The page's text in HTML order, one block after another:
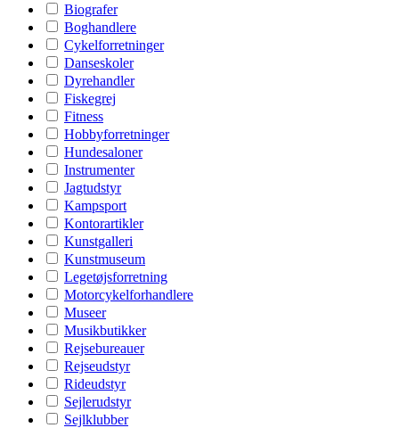
Biografer
Boghandlere
Cykelforretninger
Danseskoler
Dyrehandler
Fiskegrej
Fitness
Hobbyforretninger
Hundesaloner
Instrumenter
Jagtudstyr
Kampsport
Kontorartikler
Kunstgalleri
Kunstmuseum
Legetøjsforretning
Motorcykelforhandlere
Museer
Musikbutikker
Rejsebureauer
Rejseudstyr
Rideudstyr
Sejlerudstyr
Sejlklubber